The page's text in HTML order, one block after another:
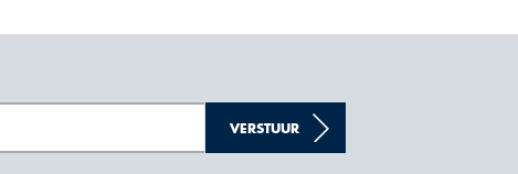
VERSTUUR